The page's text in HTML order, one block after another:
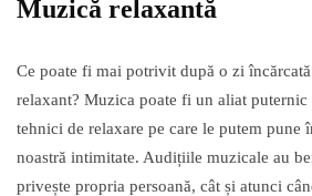
Muzică relaxantă
Ce poate fi mai potrivit după o zi
relaxant? Muzica poate fi un aliat puternic
tehnici de relaxare pe care le putem pune
noastră intimitate. Audițiile muzicale au
privește propria persoană, cât și atunci